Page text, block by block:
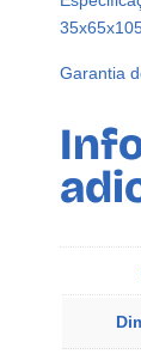
a
o
u
e
1
r
s
Garantia